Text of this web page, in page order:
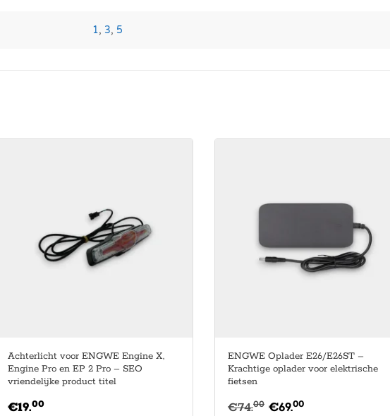
1, 3, 5
Achterlicht voor ENGWE Engine X,
Engine Pro en EP 2 Pro – SEO
vriendelijke product titel
€19.00
ENGWE Oplader E26/E26ST –
Krachtige oplader voor elektrische
fietsen
€74.00 €69.00